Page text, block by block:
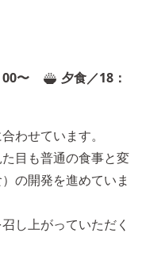
00〜
夕食／18：
わせています。
目も普通の食事と変
の開発を進めていま
し上がっていただく